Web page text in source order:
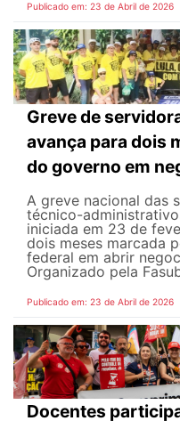
Publicado em: 23 de Abril de 2026
Greve de
avança para dois
do governo em
A greve nacional das
técnico-
iniciada em 23 de
dois meses marcada
federal em abrir
Organizado pela
Publicado em: 23 de Abril de 2026
Docentes